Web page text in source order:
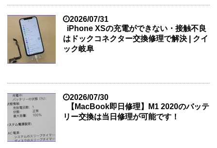
2026/07/31
iPhone XSの充電ができない・接触不良
はドックコネクター交換修理で解決 | クイ
ック岐阜
2026/07/30
【MacBook即日修理】M1 2020のバッテ
リー交換は当日修理が可能です！